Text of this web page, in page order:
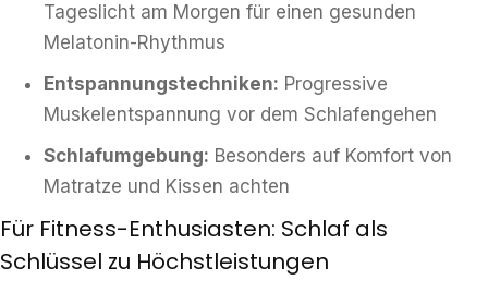
Tageslicht am Morgen für einen gesunden
Melatonin-Rhythmus
Entspannungstechniken: Progressive
Muskelentspannung vor dem Schlafengehen
Schlafumgebung: Besonders auf Komfort von
Matratze und Kissen achten
Für Fitness-Enthusiasten: Schlaf als
Schlüssel zu Höchstleistungen